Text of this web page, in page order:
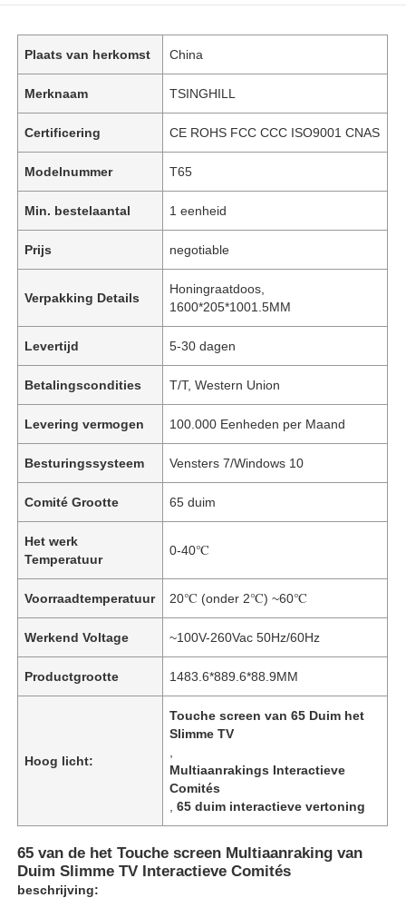
Plaats van herkomst China
Merknaam TSINGHILL
Certificering CE ROHS FCC CCC ISO9001 CNAS
Modelnummer T65
Min. bestelaantal 1 eenheid
Prijs negotiable
Verpakking Details
Honingraatdoos,
1600*205*1001.5MM
Levertijd 5-30 dagen
Betalingscondities T/T, Western Union
Levering vermogen 100.000 Eenheden per Maand
Besturingssysteem Vensters 7/Windows 10
Comité Grootte 65 duim
Het werk
Temperatuur
0-40℃
Voorraadtemperatuur 20℃ (onder 2℃) ~60℃
Werkend Voltage ~100V-260Vac 50Hz/60Hz
Productgrootte 1483.6*889.6*88.9MM
Hoog licht:
Touche screen van 65 Duim het
Slimme TV
Multiaanrakings Interactieve
Comités
,65 duim interactieve vertoning
65 van de het Touche screen Multiaanraking van
Duim Slimme TV Interactieve Comités
beschrijving: